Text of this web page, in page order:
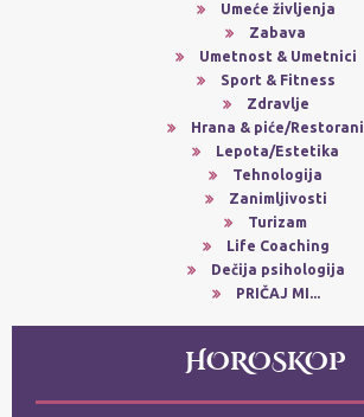
Umeće življenja
Zabava
Umetnost & Umetnici
Sport & Fitness
Zdravlje
Hrana & piće/Restorani
Lepota/Estetika
Tehnologija
Zanimljivosti
Turizam
Life Coaching
Dečija psihologija
PRIČAJ MI...
HOROSKOP